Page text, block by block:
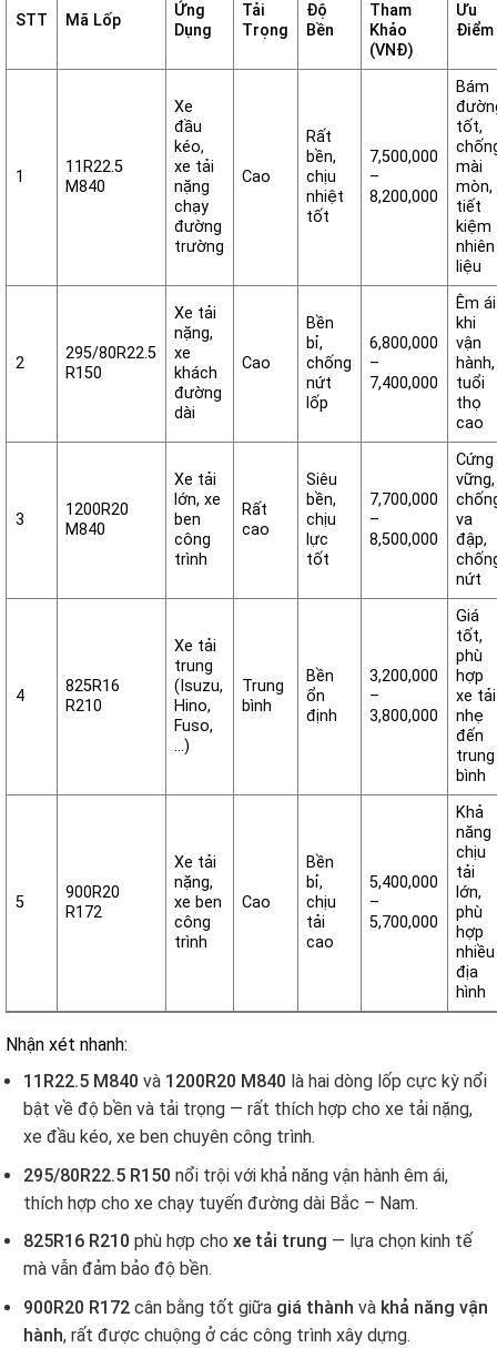
STT Mã Lốp
Ứng
Dụng
Tải
Trọng
Độ
Bền
Tham
Khảo
(VNĐ)
Ưu
Điểm
1
11R22.5
M840
Xe
đầu
kéo,
xe tải
nặng
chạy
đường
trường
Cao
Rất
bền,
chịu
nhiệt
tốt
7,500,000
–
8,200,000
Bám
tốt,
mài
mòn,
tiết
kiệm
nhiên
liệu
2
295/80R22.5
R150
Xe tải
nặng,
xe
khách
đường
dài
Cao
Bền
bỉ,
chống
nứt
lốp
6,800,000
–
7,400,000
Êm ái
khi
vận
hành,
tuổi
thọ
cao
3
1200R20
M840
Xe tải
lớn, xe
ben
công
trình
Rất
cao
Siêu
bền,
chịu
lực
tốt
7,700,000
–
8,500,000
Cứng
vững,
va
đập,
nứt
4
825R16
R210
Xe tải
trung
(Isuzu,
Hino,
Fuso,
…)
Trung
bình
Bền
ổn
định
3,200,000
–
3,800,000
Giá
tốt,
phù
hợp
xe tải
nhẹ
đến
trung
bình
5
900R20
R172
Xe tải
nặng,
xe ben
công
trình
Cao
Bền
bỉ,
chịu
tải
cao
5,400,000
–
5,700,000
Khả
năng
chịu
tải
lớn,
phù
hợp
nhiều
địa
hình
Nhận xét nhanh:
11R22.5 M840 và 1200R20 M840 là hai dòng lốp cực kỳ nổi
bật về độ bền và tải trọng — rất thích hợp cho xe tải nặng,
xe đầu kéo, xe ben chuyên công trình.
295/80R22.5 R150 nổi trội với khả năng vận hành êm ái,
thích hợp cho xe chạy tuyến đường dài Bắc – Nam.
825R16 R210 phù hợp cho xe tải trung — lựa chọn kinh tế
mà vẫn đảm bảo độ bền.
900R20 R172 cân bằng tốt giữa giá thành và khả năng vận
hành, rất được chuộng ở các công trình xây dựng.